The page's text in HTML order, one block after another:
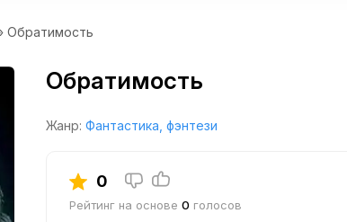
Обратимость
Обратимость
Жанр: Фантастика, фэнтези
0
Рейтинг на основе 0 голосов